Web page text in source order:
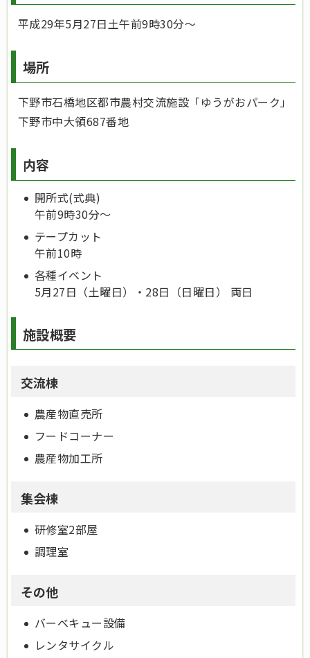
平成29年5月27日土午前9時30分～
場所
下野市石橋地区都市農村交流施設「ゆうがおパーク」
下野市中大領687番地
内容
開所式(式典)
午前9時30分～
テープカット
午前10時
各種イベント
5月27日（土曜日）・28日（日曜日） 両日
施設概要
交流棟
農産物直売所
フードコーナー
農産物加工所
集会棟
研修室2部屋
調理室
その他
バーベキュー設備
レンタサイクル